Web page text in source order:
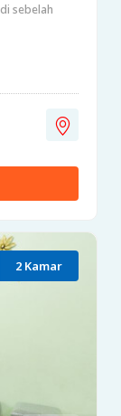
sebelah
2 Kamar